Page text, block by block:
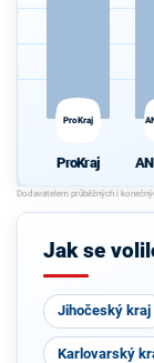
ProKraj
ProKraj
Jak se
Jihočeský kraj
Karlovarský